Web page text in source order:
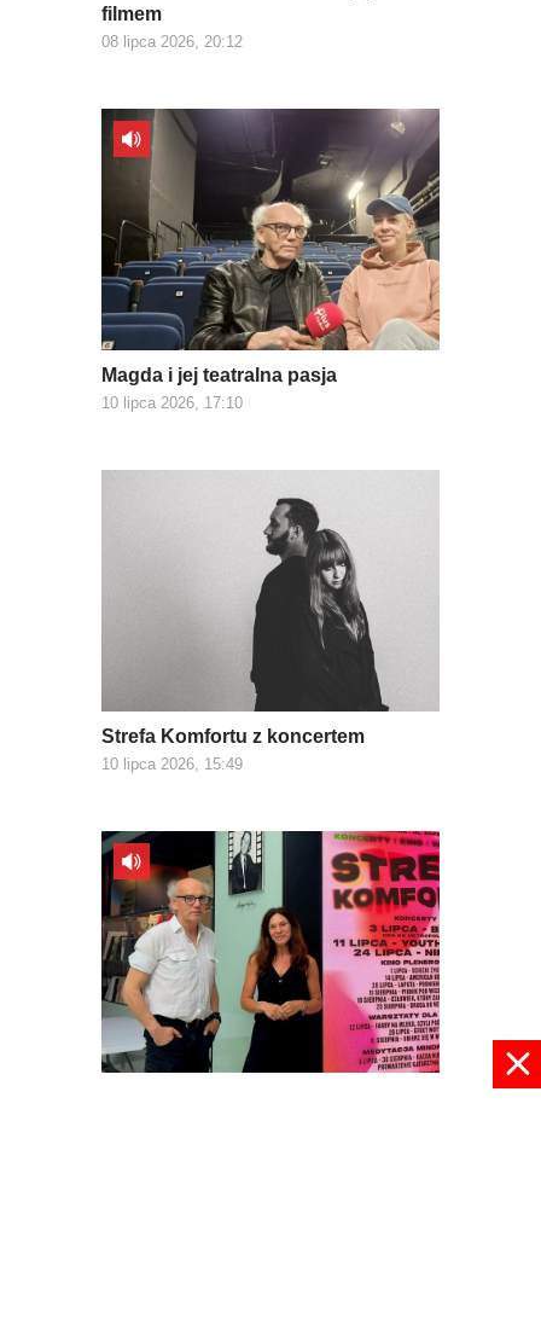
filmem
08 lipca 2026, 20:12
Magda i jej teatralna pasja
10 lipca 2026, 17:10
Strefa Komfortu z koncertem
10 lipca 2026, 15:49